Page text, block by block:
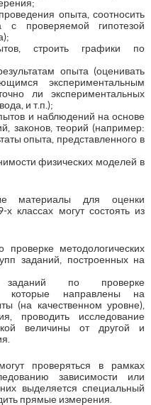
опыта, соотносить
с проверяемой гипотезой
строить графики по
опыта (оценивать
экспериментальным
ли экспериментальных
и т.п.);
и наблюдений на основе
законов, теорий (например:
опыта, представленного в
физических моделей в
материалы для оценки
классах могут состоять из
проверке методологических
заданий, построенных на
заданий по проверке
которые направлены на
(на качественном уровне),
проводить исследование
величины от другой и
проверяться в рамках
зависимости или
выделяется специальный
прямые измерения.